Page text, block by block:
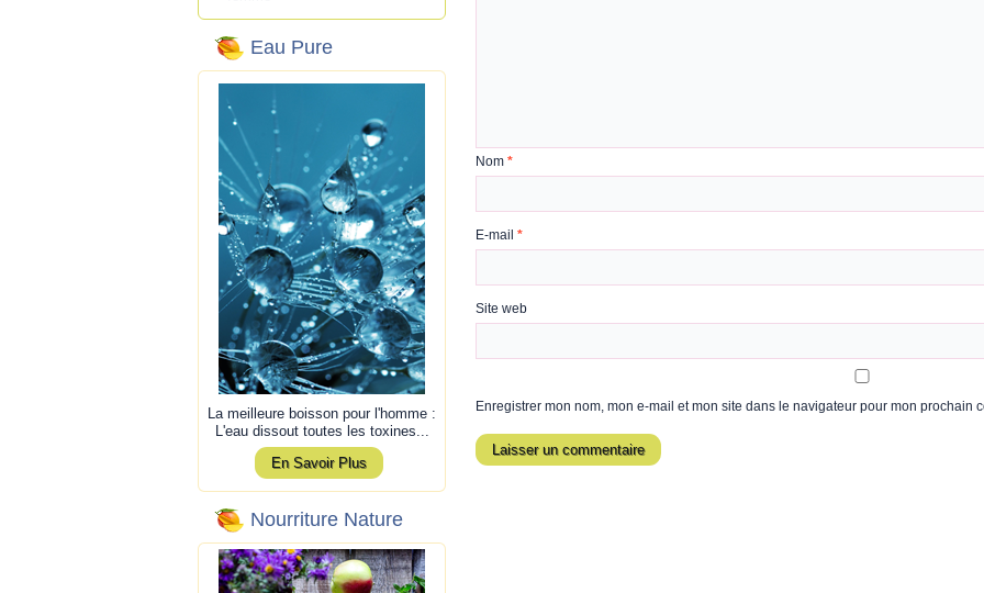
Eau Pure
La meilleure boisson pour l'homme :
L'eau dissout toutes les toxines...
En Savoir Plus
Nourriture Nature
Nom *
E-mail *
Site web
Enregistrer mon nom, mon e-mail et mon site dans le navigateur pour mon prochain